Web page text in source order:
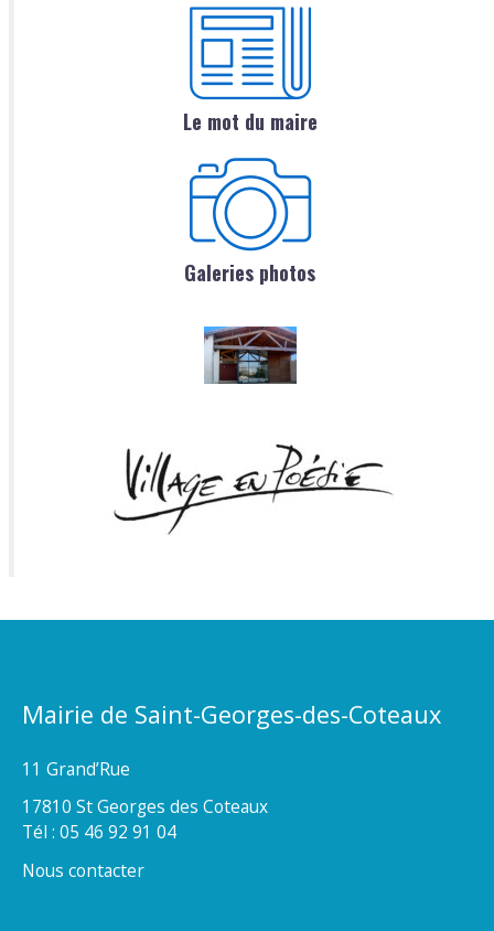
Le mot du maire
Galeries photos
Mairie de Saint-Georges-des-Coteaux
11 Grand’Rue
17810 St Georges des Coteaux
Tél : 05 46 92 91 04
Nous contacter